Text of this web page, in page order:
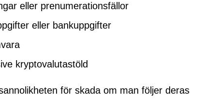
eller prenumerationsfällor
eller bankuppgifter
kryptovalutastöld
för skada om man följer deras